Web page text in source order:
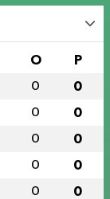
O P
0 0
0 0
0 0
0 0
0 0